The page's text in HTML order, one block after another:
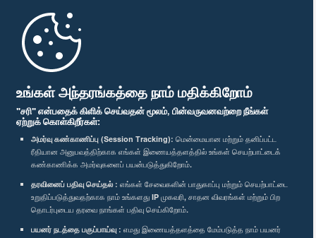
உங்கள் அந்தரங்கத்தை நாம் மதிக்கிறோம்
"சரி" என்பதைக் கிளிக் செய்வதன் மூலம், பின்வருவனவற்றை நீங்கள்
ஏற்றுக் கொள்கிறீர்கள்:
அமர்வு கண்காணிப்பு (Session Tracking): மென்மையான மற்றும் தனிப்பட்ட
ரீதியான அனுபவத்திற்காக எங்கள் இணையத்தளத்தில் உங்கள் செயற்பாட்டைக்
கண்காணிக்க அமர்வுகளைப் பயன்படுத்துகிறோம்.
தரவினைப் பதிவு செய்தல் : எங்கள் சேவைகளின் பாதுகாப்பு மற்றும் செயற்பாட்டை
உறுதிப்படுத்துவதற்காக நாம் உங்களது IP முகவரி, சாதன விவரங்கள் மற்றும் பிற
தொடர்புடைய தரவை நாங்கள் பதிவு செய்கிறோம்.
பயனர் நடத்தை பகுப்பாய்வு : எமது இணையத்தளத்தை மேம்படுத்த நாம் பயனர்
முதற்பக்கம்
பாராளுமன்ற கையடக்க செயலி
எம்மை பின்தொடர்க :
விருதுகள்